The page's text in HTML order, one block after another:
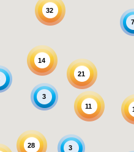
14
28
11
21
32
3
3